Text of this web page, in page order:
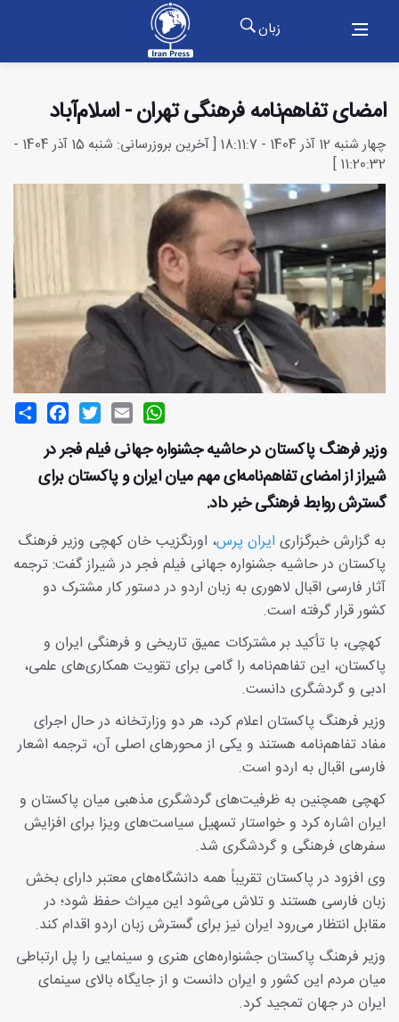
زبان
امضای تفاهم‌نامه فرهنگی تهران - اسلام‌آباد
چهار شنبه 12 آذر 1404 - 18:11:7 [ آخرین بروزرسانی: شنبه 15 آذر 1404 -
11:20:32 ]
Share
FacebookTwitterEmail
WhatsApp
وزیر فرهنگ پاکستان در حاشیه جشنواره جهانی فیلم فجر در
شیراز از امضای تفاهم‌نامه‌ای مهم میان ایران و پاکستان برای
گسترش روابط فرهنگی خبر داد.
به گزارش خبرگزاری ایران پرس، اورنگزیب خان کهچی وزیر فرهنگ
پاکستان در حاشیه جشنواره جهانی فیلم فجر در شیراز گفت: ترجمه
آثار فارسی اقبال لاهوری به زبان اردو در دستور کار مشترک دو
کشور قرار گرفته است.
کهچی، با تأکید بر مشترکات عمیق تاریخی و فرهنگی ایران و
پاکستان، این تفاهم‌نامه را گامی برای تقویت همکاری‌های علمی،
ادبی و گردشگری دانست.
وزیر فرهنگ پاکستان اعلام کرد، هر دو وزارتخانه در حال اجرای
مفاد تفاهم‌نامه هستند و یکی از محورهای اصلی آن، ترجمه اشعار
فارسی اقبال به اردو است.
کهچی همچنین به ظرفیت‌های گردشگری مذهبی میان پاکستان و
ایران اشاره کرد و خواستار تسهیل سیاست‌های ویزا برای افزایش
سفرهای فرهنگی و گردشگری شد.
وی افزود در پاکستان تقریباً همه دانشگاه‌های معتبر دارای بخش
زبان فارسی هستند و تلاش می‌شود این میراث حفظ شود؛ در
مقابل انتظار می‌رود ایران نیز برای گسترش زبان اردو اقدام کند.
وزیر فرهنگ پاکستان جشنواره‌های هنری و سینمایی را پل ارتباطی
میان مردم این کشور و ایران دانست و از جایگاه بالای سینمای
ایران در جهان تمجید کرد.